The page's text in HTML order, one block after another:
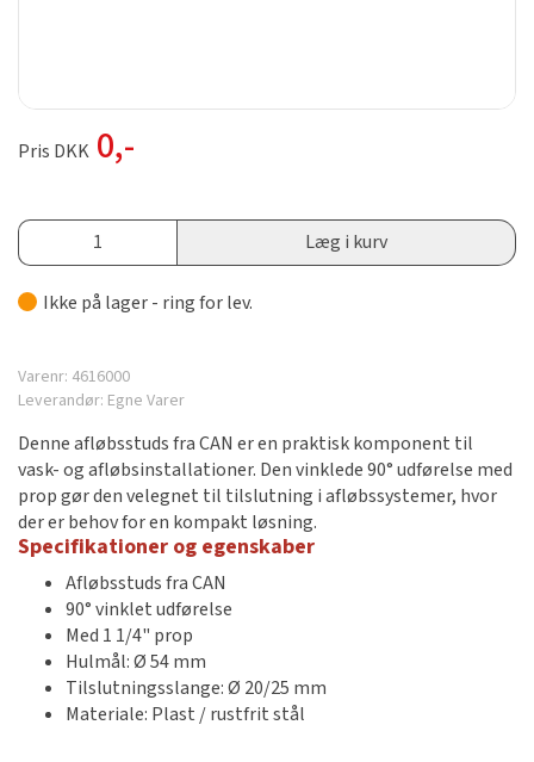
Pris DKK 0,-
Læg i kurv
Ikke på lager - ring for lev.
Varenr: 4616000
Leverandør: Egne Varer
Denne afløbsstuds fra CAN er en praktisk komponent til
vask- og afløbsinstallationer. Den vinklede 90° udførelse med
prop gør den velegnet til tilslutning i afløbssystemer, hvor
der er behov for en kompakt løsning.
Specifikationer og egenskaber
Afløbsstuds fra CAN
90° vinklet udførelse
Med 1 1/4" prop
Hulmål: Ø 54 mm
Tilslutningsslange: Ø 20/25 mm
Materiale: Plast / rustfrit stål